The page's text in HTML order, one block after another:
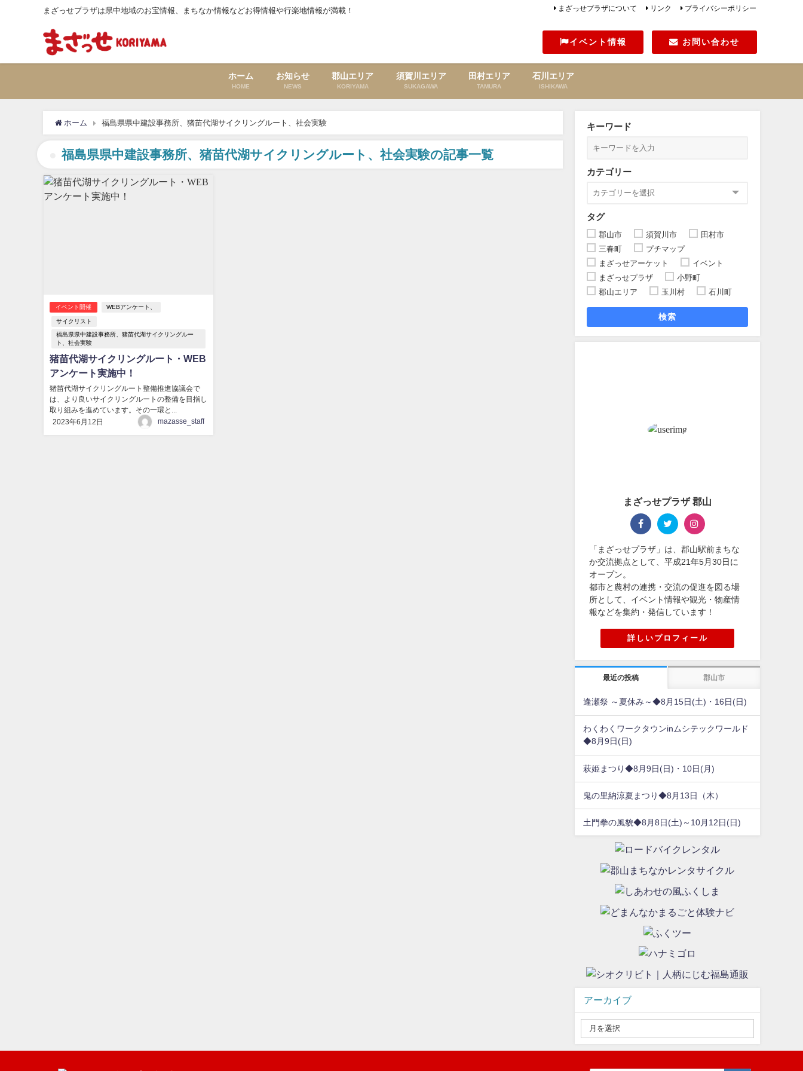
まざっせプラザは県中地域のお宝情報、まちなか情報などお得情報や行楽地情報が満載！ まざっせプラザについて リンク プライバシーポリシー
イベント情報 お問い合わせ
ホーム
HOME
お知らせ
NEWS
郡山エリア
KORIYAMA
須賀川エリア
SUKAGAWA
田村エリア
TAMURA
石川エリア
ISHIKAWA
ホーム 福島県県中建設事務所、猪苗代湖サイクリングルート、社会実験
福島県県中建設事務所、猪苗代湖サイクリングルート、社会実験の記事一覧
イベント開催 WEBアンケート、
サイクリスト
福島県県中建設事務所、猪苗代湖サイクリングルー
ト、社会実験
猪苗代湖サイクリングルート・WEB
アンケート実施中！
猪苗代湖サイクリングルート整備推進協議会で
は、より良いサイクリングルートの整備を目指し
取り組みを進めています。その一環と...
2023年6月12日
mazasse_staff
キーワード
カテゴリー
タグ
郡山市 須賀川市
田村市
三春町
プチマップ
まざっせアーケット
イベント
まざっせプラザ
小野町
郡山エリア
玉川村 石川町
検索
まざっせプラザ 郡山
「まざっせプラザ」は、郡山駅前まちな
か交流拠点として、平成21年5月30日に
オープン。
都市と農村の連携・交流の促進を図る場
所として、イベント情報や観光・物産情
報などを集約・発信しています！
詳しいプロフィール
最近の投稿 郡山市
逢瀬祭 ～夏休み～◆8月15日(土)・16日(日)
わくわくワークタウンinムシテックワールド
◆8月9日(日)
萩姫まつり◆8月9日(日)・10日(月)
鬼の里納涼夏まつり◆8月13日（木）
土門拳の風貌◆8月8日(土)～10月12日(日)
アーカイブ